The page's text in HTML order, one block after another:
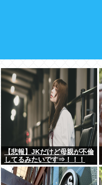
【悲報】JKだけど母親が不倫
してるみたいです⇒！！！